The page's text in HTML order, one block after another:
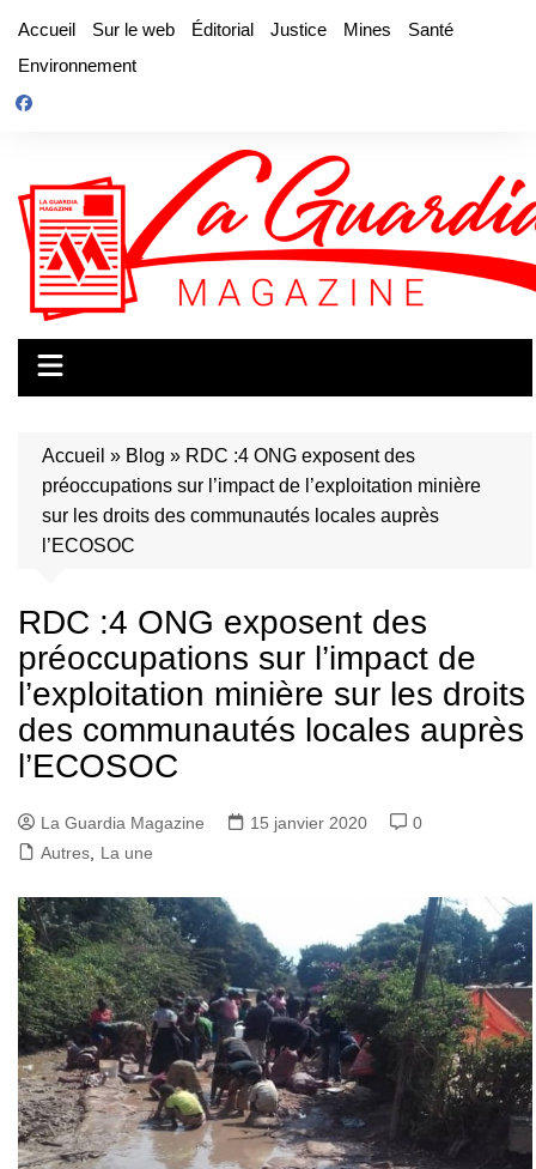
contenu
Accueil Sur le web Éditorial Justice Mines
Santé
Environnement
Accueil » Blog » RDC :4 ONG exposent des
préoccupations sur l’impact de l’exploitation minière
sur les droits des communautés locales auprès
l’ECOSOC
RDC :4 ONG exposent des
préoccupations sur l’impact de
l’exploitation minière sur les droits
des communautés locales auprès
l’ECOSOC
La Guardia Magazine 15 janvier 2020
0
Autres
La une